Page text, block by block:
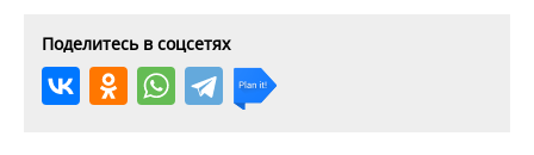
Поделитесь в соцсетях